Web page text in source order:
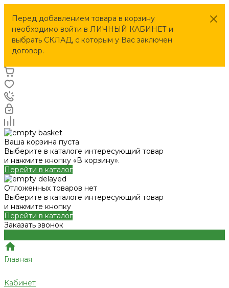
Перед добавлением товара в корзину
необходимо войти в ЛИЧНЫЙ КАБИНЕТ и
выбрать СКЛАД, с которым у Вас заключен
договор.
Ваша корзина пуста
Выберите в каталоге интересующий товар
и нажмите кнопку «В корзину».
Перейти в каталог
Отложенных товаров нет
Выберите в каталоге интересующий товар
и нажмите кнопку
Перейти в каталог
Заказать звонок
Главная
Кабинет